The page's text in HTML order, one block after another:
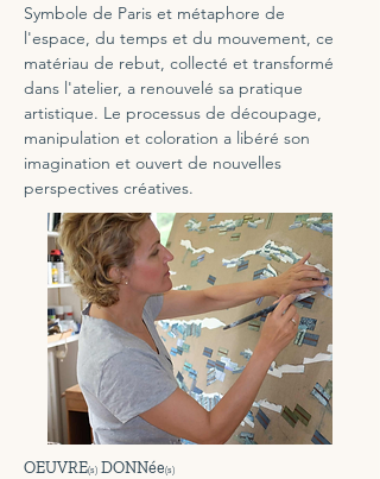
Symbole de Paris et métaphore de
l'espace, du temps et du mouvement, ce
matériau de rebut, collecté et transformé
dans l'atelier, a renouvelé sa pratique
artistique. Le processus de découpage,
manipulation et coloration a libéré son
imagination et ouvert de nouvelles
perspectives créatives.
OEUVRE(s) DONNée(s)